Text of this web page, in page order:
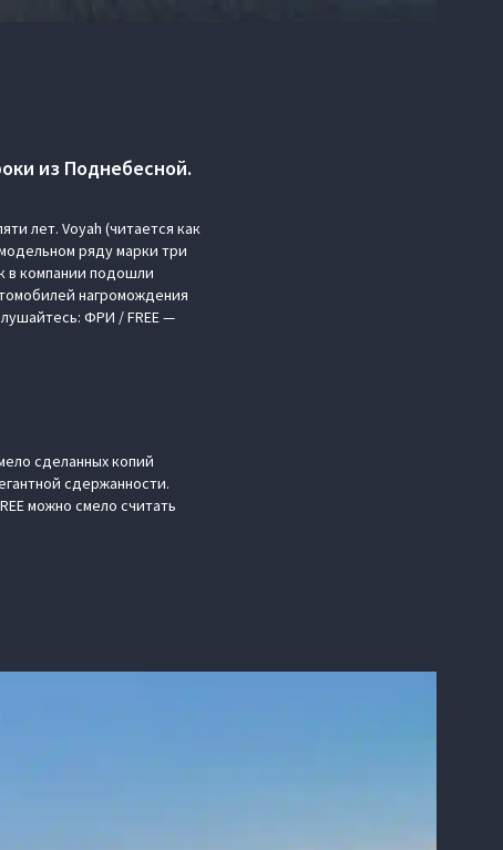
из Поднебесной.
лет. Voyah (читается как
ряду марки три
в компании подошли
нагромождения
ФРИ / FREE —
сделанных копий
сдержанности.
можно смело считать